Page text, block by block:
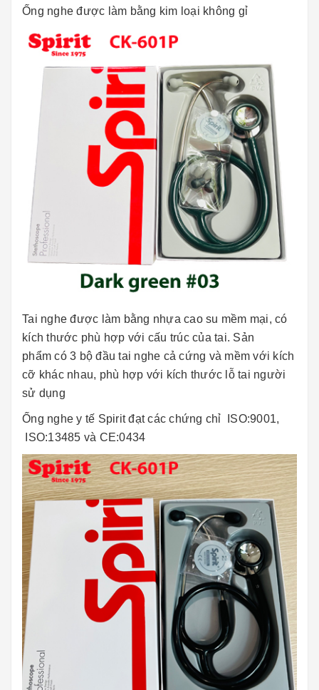
Ống nghe được làm bằng kim loại không gỉ
Tai nghe được làm bằng nhựa cao su mềm mại, có
kích thước phù hợp với cấu trúc của tai. Sản
phẩm có 3 bộ đầu tai nghe cả cứng và mềm với kích
cỡ khác nhau, phù hợp với kích thước lỗ tai người
sử dụng
Ống nghe y tế Spirit đạt các chứng chỉ ISO:9001,
ISO:13485 và CE:0434